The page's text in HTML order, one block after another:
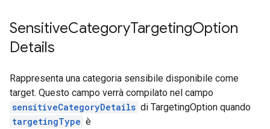
SensitiveCategoryTargetingOption
Details
Rappresenta una categoria sensibile disponibile come
target. Questo campo verrà compilato nel campo
sensitiveCategoryDetails di TargetingOption quando
targetingType è